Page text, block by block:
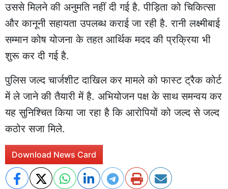
उससे मिलने की अनुमति नहीं दी गई है. पीड़िता को चिकित्सा
और कानूनी सहायता उपलब्ध कराई जा रही है. रानी लक्ष्मीबाई
सम्मान कोष योजना के तहत आर्थिक मदद की प्रक्रिया भी
शुरू कर दी गई है.
पुलिस जल्द चार्जशीट दाखिल कर मामले को फास्ट ट्रैक कोर्ट
में ले जाने की तैयारी में है. अभियोजन पक्ष के साथ समन्वय कर
यह सुनिश्चित किया जा रहा है कि आरोपियों को जल्द से जल्द
कठोर सजा मिले.
Download News Card